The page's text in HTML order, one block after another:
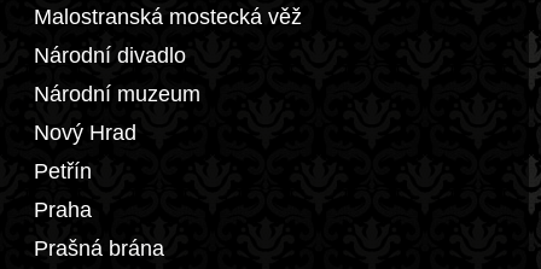
Malostranská mostecká věž
Národní divadlo
Národní muzeum
Nový Hrad
Petřín
Praha
Prašná brána